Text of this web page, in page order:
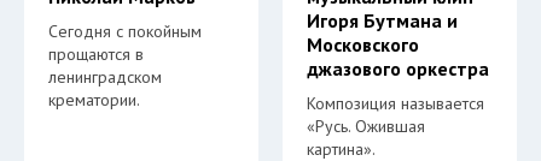
Сегодня с покойным
прощаются в
ленинградском
крематории.
Игоря Бутмана и
Московского
джазового оркестра
Композиция называется
«Русь. Ожившая
картина».